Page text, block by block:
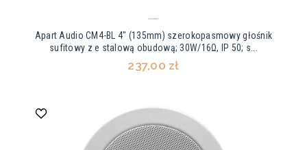
Apart Audio CM4-BL 4" (135mm) szerokopasmowy głośnik
sufitowy z e stalową obudową; 30W/16Ω, IP 50; s...
237,00 zł